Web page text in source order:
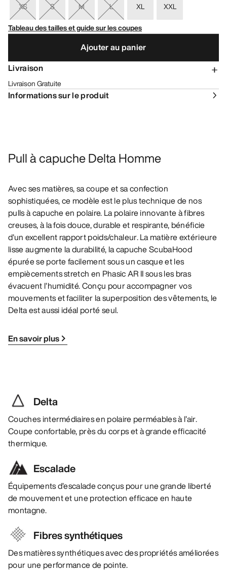
XS S M L XL
XXL
Tableau des tailles et guide sur les coupes
Ajouter au panier
Livraison
Livraison Gratuite
Informations sur le produit
Pull à capuche Delta Homme
Avec ses matières, sa coupe et sa confection
sophistiquées, ce modèle est le plus technique de nos
pulls à capuche en polaire. La polaire innovante à fibres
creuses, à la fois douce, durable et respirante, bénéficie
d'un excellent rapport poids/chaleur. La matière extérieure
lisse augmente la durabilité, la capuche ScubaHood
épurée se porte facilement sous un casque et les
empiècements stretch en Phasic AR II sous les bras
évacuent l’humidité. Conçu pour accompagner vos
mouvements et faciliter la superposition des vêtements, le
Delta est aussi idéal porté seul.
En savoir plus
Delta
Couches intermédiaires en polaire perméables à l’air.
Coupe confortable, près du corps et à grande efficacité
thermique.
Escalade
Équipements d’escalade conçus pour une grande liberté
de mouvement et une protection efficace en haute
montagne.
Fibres synthétiques
Des matières synthétiques avec des propriétés améliorées
pour une performance de pointe.